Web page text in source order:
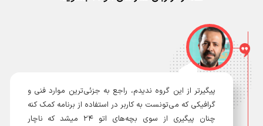
پیگیرتر از این گروه ندیدم، راجع به جزئی‌ترین موارد فنی و
گرافیکی که می‌تونست به کاربر در استفاده از برنامه کمک کنه
چنان پیگیری از سوی بچه‌های اتو ۲۴ میشد که ناچار